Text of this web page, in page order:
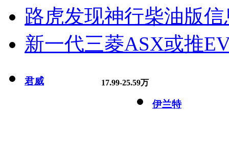
路虎发现神行柴油版
新一代三菱ASX或推
君威 17.99-25.59万
伊兰特